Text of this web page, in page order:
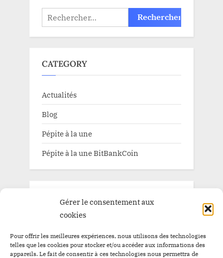
Gérer le consentement aux
cookies
Pour offrir les meilleures expériences, nous utilisons des technologies
telles que les cookies pour stocker et/ou accéder aux informations des
appareils. Le fait de consentir à ces technologies nous permettra de
Rechercher :
CATEGORY
Actualités
Blog
Pépite à la une
Pépite à la une BitBankCoin
$BBC $YEM Airdrop
Airdrop
$BBC Airdrops Altcoins Argentine